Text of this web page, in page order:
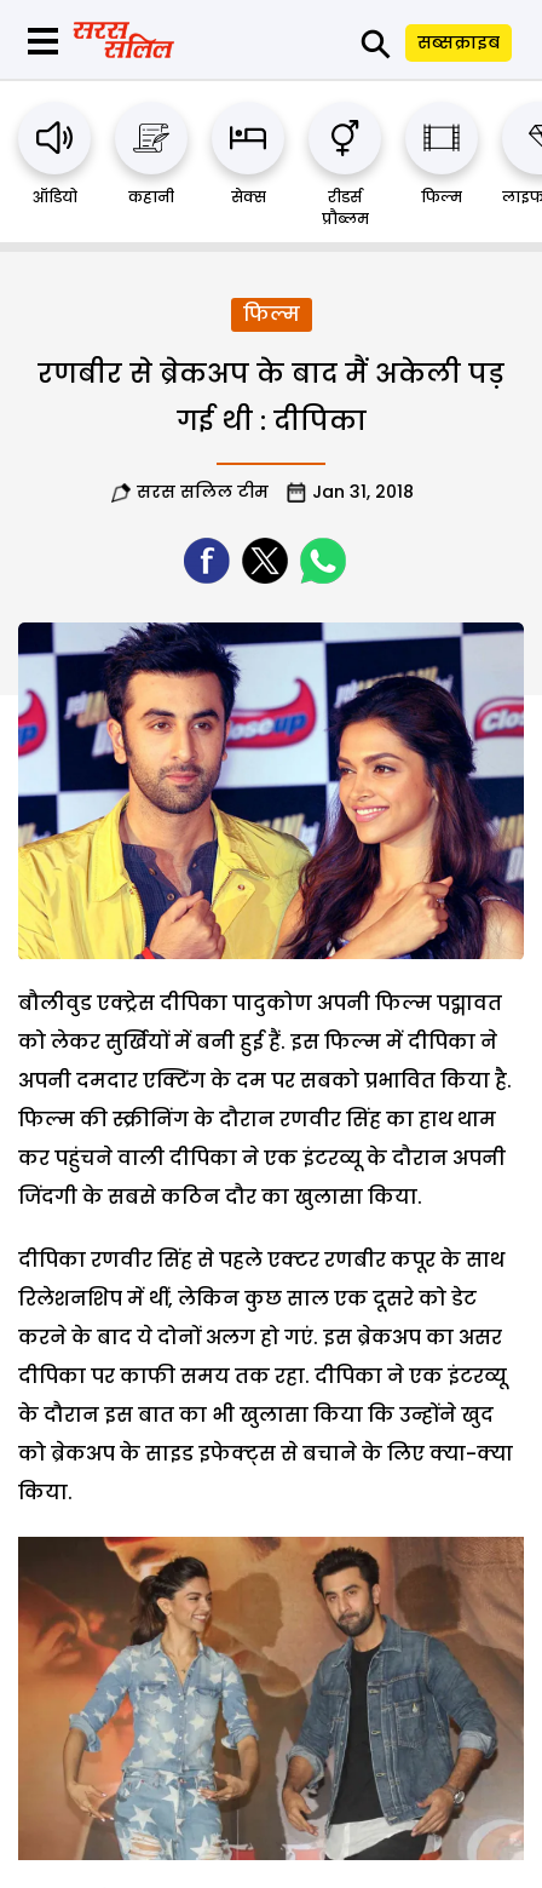
⚲ सब्सक्राइब
ऑडियो कहानी सेक्स
रीडर्स
प्रौब्लम
फिल्म
फिल्म
रणबीर से ब्रेकअप के बाद मैं अकेली पड़
गई थी : दीपिका
सरस सलिल टीम Jan 31, 2018
बौलीवुड एक्ट्रेस दीपिका पादुकोण अपनी फिल्म पद्मावत
को लेकर सुर्खियों में बनी हुई हैं. इस फिल्म में दीपिका ने
अपनी दमदार एक्टिंग के दम पर सबको प्रभावित किया है.
फिल्म की स्क्रीनिंग के दौरान रणवीर सिंह का हाथ थाम
कर पहुंचने वाली दीपिका ने एक इंटरव्यू के दौरान अपनी
जिंदगी के सबसे कठिन दौर का खुलासा किया.
दीपिका रणवीर सिंह से पहले एक्टर रणबीर कपूर के साथ
रिलेशनशिप में थीं, लेकिन कुछ साल एक दूसरे को डेट
करने के बाद ये दोनों अलग हो गएं. इस ब्रेकअप का असर
दीपिका पर काफी समय तक रहा. दीपिका ने एक इंटरव्यू
के दौरान इस बात का भी खुलासा किया कि उन्होंने खुद
को ब्रेकअप के साइड इफेक्ट्स से बचाने के लिए क्या-क्या
किया.